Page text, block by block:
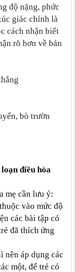
độ nặng, phức
giác chính là
cách nhận biết
rõ hơn về bản
bò trườn
điều hòa
mẹ cần lưu ý:
vào mức độ
các bài tập có
đã thích ứng
nên áp dụng các
một, để trẻ có